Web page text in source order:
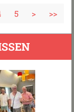
5 > >>